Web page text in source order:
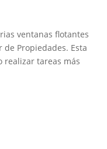
ventanas flotantes
Propiedades. Esta
realizar tareas más